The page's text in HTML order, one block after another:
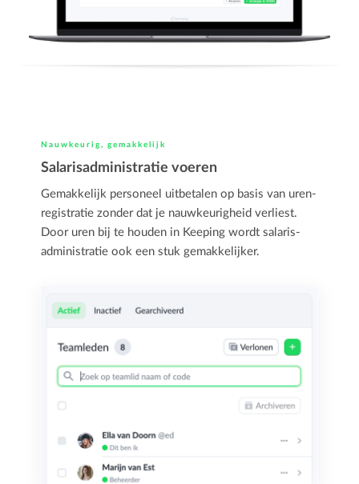
Nauwkeurig, gemakkelijk
Salarisadministratie voeren
Gemakkelijk personeel uitbetalen op basis van uren­
registratie zonder dat je nauwkeurigheid verliest.
Door uren bij te houden in Keeping wordt salaris­
administratie ook een stuk gemakkelijker.